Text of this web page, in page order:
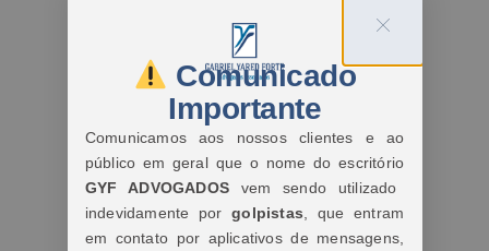
Comunicado
Importante
Comunicamos aos nossos clientes e ao
público em geral que o nome do escritório
GYF ADVOGADOS vem sendo utilizado
indevidamente por golpistas , que entram
em contato por aplicativos de mensagens,